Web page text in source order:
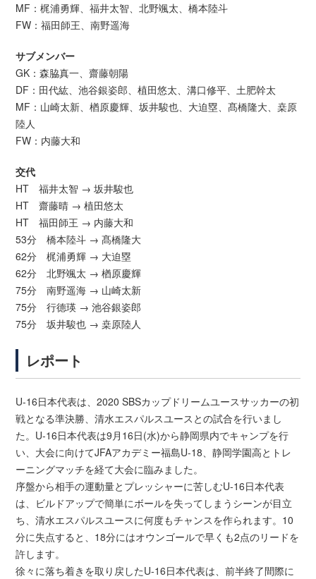
MF：梶浦勇輝、福井太智、北野颯太、橋本陸斗
FW：福田師王、南野遥海
サブメンバー
GK：森脇真一、齋藤朝陽
DF：田代紘、池谷銀姿郎、植田悠太、溝口修平、土肥幹太
MF：山崎太新、楢原慶輝、坂井駿也、大迫塁、髙橋隆大、桒原
陸人
FW：内藤大和
交代
HT 福井太智 → 坂井駿也
HT 齋藤晴 → 植田悠太
HT 福田師王 → 内藤大和
53分 橋本陸斗 → 髙橋隆大
62分 梶浦勇輝 → 大迫塁
62分 北野颯太 → 楢原慶輝
75分 南野遥海 → 山崎太新
75分 行德瑛 → 池谷銀姿郎
75分 坂井駿也 → 桒原陸人
レポート
U-16日本代表は、2020 SBSカップドリームユースサッカーの初
戦となる準決勝、清水エスパルスユースとの試合を行いまし
た。U-16日本代表は9月16日(水)から静岡県内でキャンプを行
い、大会に向けてJFAアカデミー福島U-18、静岡学園高とトレ
ーニングマッチを経て大会に臨みました。
序盤から相手の運動量とプレッシャーに苦しむU-16日本代表
は、ビルドアップで簡単にボールを失ってしまうシーンが目立
ち、清水エスパルスユースに何度もチャンスを作られます。10
分に失点すると、18分にはオウンゴールで早くも2点のリードを
許します。
徐々に落ち着きを取り戻したU-16日本代表は、前半終了間際に